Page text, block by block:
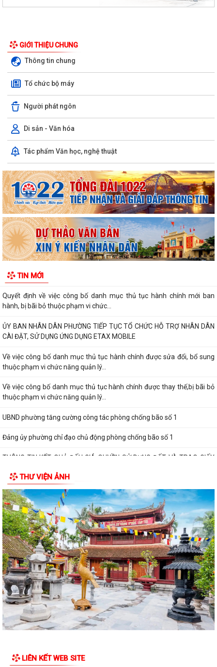
GIỚI THIỆU CHUNG
Thông tin chung
Tổ chức bộ máy
Người phát ngôn
Di sản - Văn hóa
Tác phẩm Văn học, nghệ thuật
TIN MỚI
tuyến tại các tổ dân phố –...
THÔNG BÁO: Thời gian tiếp tục triển khai thu Thuế sử dụng đất phi
nông nghiệp năm 2026 trên địa bàn...
Hải Phòng công khai thủ tục hành chính đặc thù mới ban hành lĩnh vực
đất đai thuộc phạm vi chức...
Hải Phòng công bố danh mục thủ tục hành chính được sửa đổi, bổ
sung, bị bãi bỏ thuộc phạm vi chức...
DÂN CÀI ĐẶT, SỬ DỤNG ỨNG DỤNG ETAX MOBILE,...
Quyết định về việc công bố danh mục thủ tục hành chính mới ban
hành, bị bãi bỏ thuộc phạm vi chức...
ỦY BAN NHÂN DÂN PHƯỜNG TIẾP TỤC TỔ CHỨC HỖ TRỢ NHÂN DÂN
CÀI ĐẶT, SỬ DỤNG ỨNG DỤNG ETAX MOBILE
Về việc công bố danh mục thủ tục hành chính được sửa đổi, bổ sung
thuộc phạm vi chức năng quản lý...
Về việc công bố danh mục thủ tục hành chính được thay thế,bị bãi bỏ
thuộc phạm vi chức năng quản lý...
UBND phường tăng cường công tác phòng chống bão số 1
Đảng ủy phường chỉ đạo chủ động phòng chống bão số 1
THÔNG TIN KẾT QUẢ ĐẤU GIÁ QUYỀN SỬ DỤNG ĐẤT VÀ TRAO GIẤY
THÔNG BÁO Về việc công khai số điện thoại đường dây nóng và trang
thông tin tiếp nhận kiến nghị,...
ẤM ÁP CHƯƠNG TRÌNH THĂM, TẶNG QUÀ NHÂN KỶ NIỆM 25 NĂM
NGÀY GIA ĐÌNH VIỆT NAM (28/6/2001 – 28/6/2026)
HỘI CỰU CHIẾN BINH, HỘI LHPN PHƯỜNG HƯNG ĐẠO DỌN VỆ SINH
NGHĨA TRANG LIỆT SĨ
HỘI ĐỒNG NHÂN DÂN PHƯỜNG HƯNG ĐẠO TỔ CHỨC KỲ HỌP THỨ 2
(KỲ HỌP THƯỜNG LỆ GIỮA NĂM) NĂM 2026
Đảng ủy phường Hưng Đạo đạt nhiều kết quả tích cực trong 6 tháng
đầu năm 2026
THƯ VIỆN ẢNH
LIÊN KẾT WEB SITE